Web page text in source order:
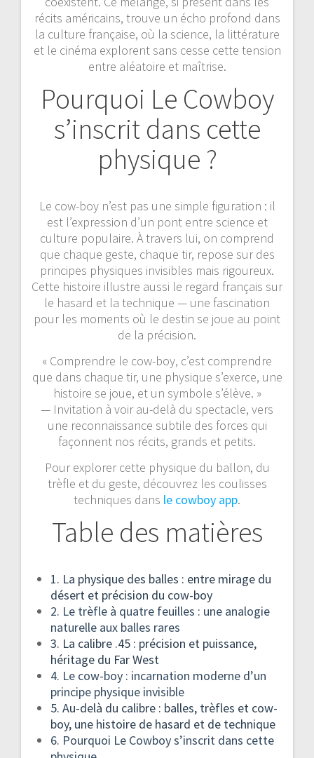
récits américains, trouve un écho profond dans
la culture française, où la science, la littérature
et le cinéma explorent sans cesse cette tension
entre aléatoire et maîtrise.
Pourquoi Le Cowboy
s’inscrit dans cette
physique ?
Le cow-boy n’est pas une simple figuration : il
est l’expression d’un pont entre science et
culture populaire. À travers lui, on comprend
que chaque geste, chaque tir, repose sur des
principes physiques invisibles mais rigoureux.
Cette histoire illustre aussi le regard français sur
le hasard et la technique — une fascination
pour les moments où le destin se joue au point
de la précision.
« Comprendre le cow-boy, c’est comprendre
que dans chaque tir, une physique s’exerce, une
histoire se joue, et un symbole s’élève. »
— Invitation à voir au-delà du spectacle, vers
une reconnaissance subtile des forces qui
façonnent nos récits, grands et petits.
Pour explorer cette physique du ballon, du
trèfle et du geste, découvrez les coulisses
techniques dans le cowboy app.
Table des matières
1. La physique des balles : entre mirage du
désert et précision du cow-boy
2. Le trèfle à quatre feuilles : une analogie
naturelle aux balles rares
3. La calibre .45 : précision et puissance,
héritage du Far West
4. Le cow-boy : incarnation moderne d’un
principe physique invisible
5. Au-delà du calibre : balles, trèfles et cow-
boy, une histoire de hasard et de technique
6. Pourquoi Le Cowboy s’inscrit dans cette